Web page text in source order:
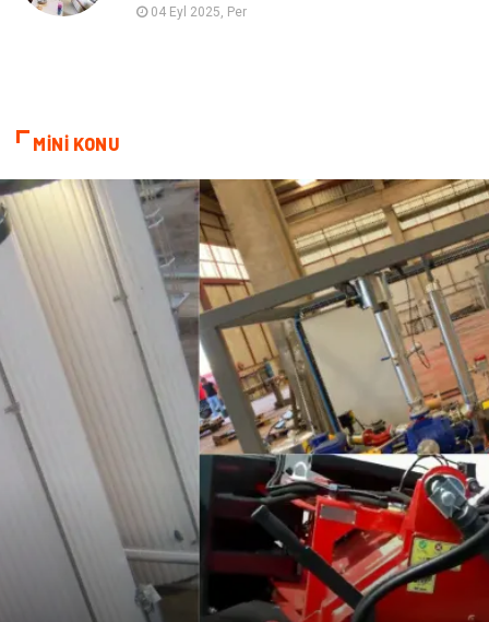
Basın Yayın
Telekomünikasyon Markalar
İthalat İhracat
Dernekler ve Birlikler
04 Eyl 2025, Per
MİNİ KONU